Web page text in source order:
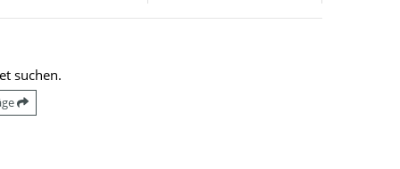
suchen.